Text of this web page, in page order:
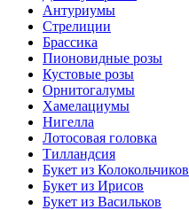
Антуриумы
Стрелиции
Брассика
Пионовидные розы
Кустовые розы
Орнитогалумы
Хамелациумы
Нигелла
Лотосовая головка
Тилландсия
Букет из Колокольчиков
Букет из Ирисов
Букет из Васильков